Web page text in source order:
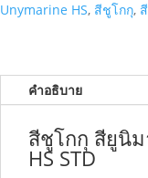
Unymarine HS, สีชูโกกุ,
คำอธิบาย
สีชูโกกุ สียูนิม
HS STD